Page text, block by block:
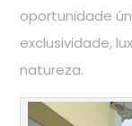
oportunidade
exclusividade,
natureza.